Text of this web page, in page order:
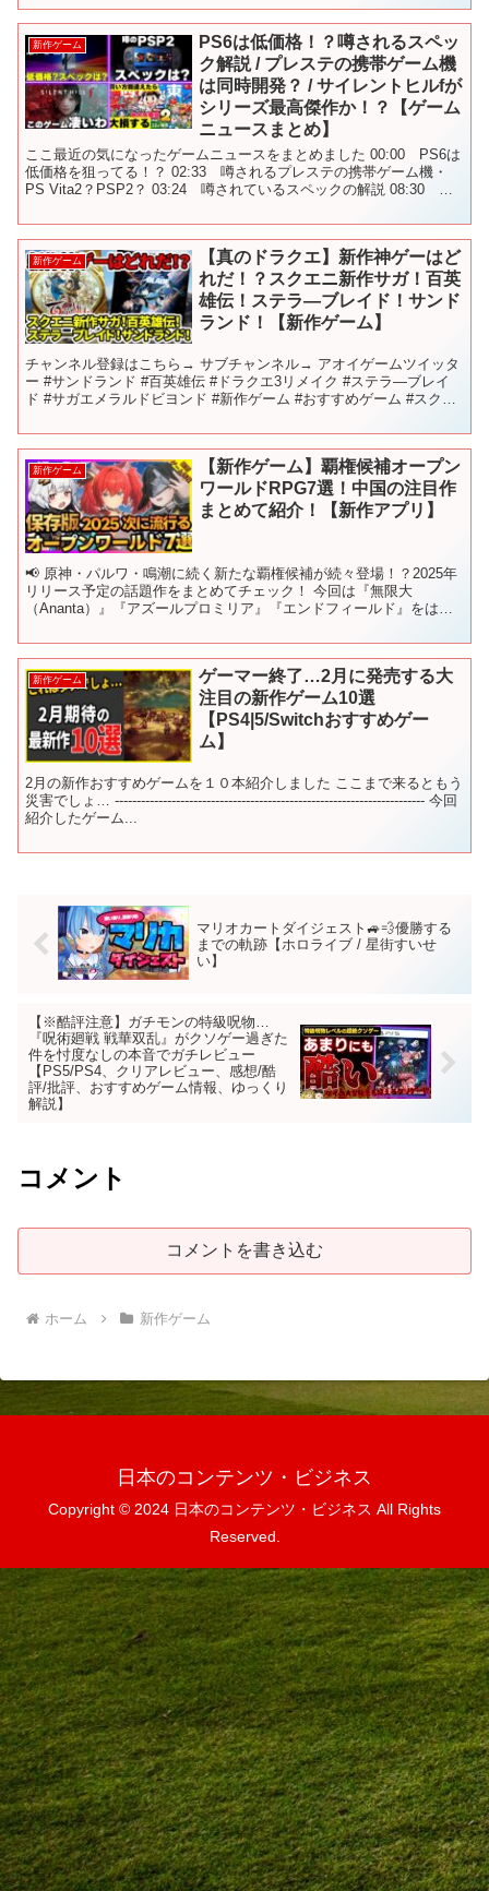
新作ゲーム
PS6は低価格！？噂されるスペッ
ク解説 / プレステの携帯ゲーム機
は同時開発？ / サイレントヒルfが
シリーズ最高傑作か！？【ゲーム
ニュースまとめ】
ここ最近の気になったゲームニュースをまとめました 00:00 PS6は
低価格を狙ってる！？ 02:33 噂されるプレステの携帯ゲーム機・
PS Vita2？PSP2？ 03:24 噂されているスペックの解説 08:30 サ
新作ゲーム
【真のドラクエ】新作神ゲーはど
れだ！？スクエニ新作サガ！百英
雄伝！ステラ―ブレイド！サンド
ランド！【新作ゲーム】
チャンネル登録はこちら→ サブチャンネル→ アオイゲームツイッタ
ー #サンドランド #百英雄伝 #ドラクエ3リメイク #ステラ―ブレイ
ド #サガエメラルドビヨンド #新作ゲーム #おすすめゲーム #スクエ
新作ゲーム
【新作ゲーム】覇権候補オープン
ワールドRPG7選！中国の注目作
まとめて紹介！【新作アプリ】
📢 原神・パルワ・鳴潮に続く新たな覇権候補が続々登場！？2025年
リリース予定の話題作をまとめてチェック！ 今回は『無限大
（Ananta）』『アズールプロミリア』『エンドフィールド』をはじ
新作ゲーム
ゲーマー終了…2月に発売する大
注目の新作ゲーム10選
【PS4|5/Switchおすすめゲー
ム】
2月の新作おすすめゲームを１０本紹介しました ここまで来るともう
災害でしょ… ----------------------------------------------------------------------- 今回
紹介したゲーム...
マリオカートダイジェスト🚙💨優勝する
までの軌跡【ホロライブ / 星街すいせ
い】
【※酷評注意】ガチモンの特級呪物…
『呪術廻戦 戦華双乱』がクソゲー過ぎた
件を忖度なしの本音でガチレビュー
【PS5/PS4、クリアレビュー、感想/酷
評/批評、おすすめゲーム情報、ゆっくり
解説】
コメント
コメントを書き込む
ホーム 新作ゲーム
日本のコンテンツ・ビジネス
Copyright © 2024 日本のコンテンツ・ビジネス All Rights
Reserved.